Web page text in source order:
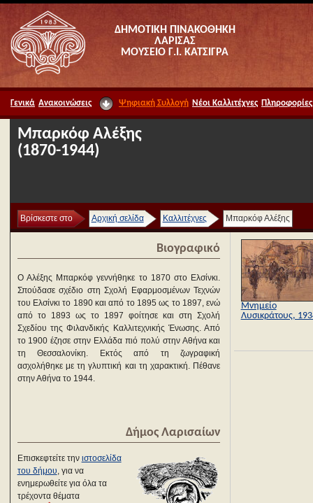
ΔΗΜΟΤΙΚΗ ΠΙΝΑΚΟΘΗΚΗ
ΛΑΡΙΣΑΣ
ΜΟΥΣΕΙΟ Γ.Ι. ΚΑΤΣΙΓΡΑ
Γενικά Ανακοινώσεις Ψηφιακή Συλλογή Νέοι Καλλιτέχνες Πληροφορίες
Μπαρκόφ Αλέξης
(1870-1944)
Βρίσκεστε στο Αρχική σελίδα Καλλιτέχνες Μπαρκόφ Αλέξης
Βιογραφικό
Ο Αλέξης Μπαρκόφ γεννήθηκε το 1870 στο Ελσίνκι.
Σπούδασε σχέδιο στη Σχολή Εφαρμοσμένων Τεχνών
του Ελσίνκι το 1890 και από το 1895 ως το 1897, ενώ
από το 1893 ως το 1897 φοίτησε και στη Σχολή
Σχεδίου της Φιλανδικής Καλλιτεχνικής Ένωσης. Από
το 1900 έζησε στην Ελλάδα πιό πολύ στην Αθήνα και
τη Θεσσαλονίκη. Εκτός από τη ζωγραφική
ασχολήθηκε με τη γλυπτική και τη χαρακτική. Πέθανε
στην Αθήνα το 1944.
Δήμος Λαρισαίων
Επισκεφτείτε την ιστοσελίδα
του δήμου, για να
ενημερωθείτε για όλα τα
τρέχοντα θέματα
Μνημείο
Λυσικράτους,